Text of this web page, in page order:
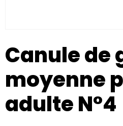
Canule de
moyenne
adulte N°4